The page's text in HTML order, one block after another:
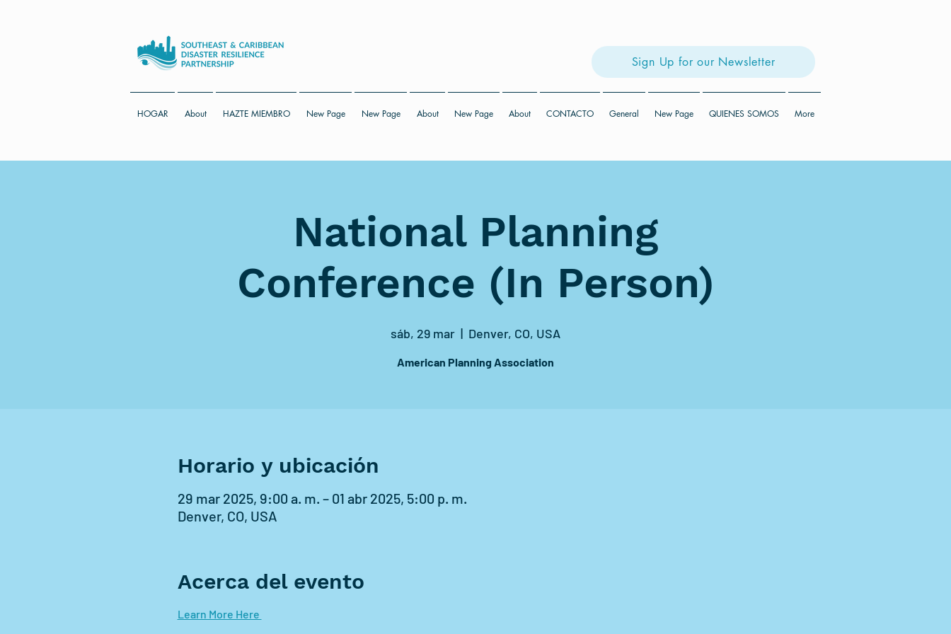
Sign Up for our Newsletter
HOGAR About HAZTE MIEMBRO New Page New Page About New Page About CONTACTO General New Page QUIENES SOMOS More
National Planning
Conference (In Person)
sáb, 29 mar
  |
Denver, CO, USA
American Planning Association
Horario y ubicación
29 mar 2025, 9:00 a. m. – 01 abr 2025, 5:00 p. m.
Denver, CO, USA
Acerca del evento
Learn More Here